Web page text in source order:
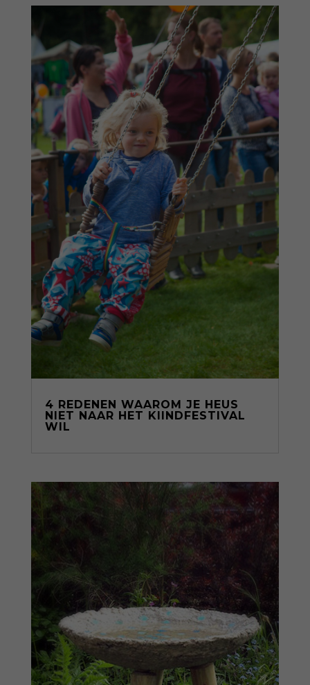
4 REDENEN WAAROM JE HEUS
NIET NAAR HET KIINDFESTIVAL
WIL